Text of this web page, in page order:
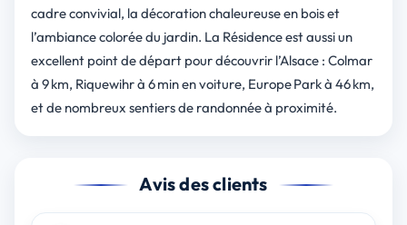
cadre convivial, la décoration chaleureuse en bois et
l’ambiance colorée du jardin. La Résidence est aussi un
excellent point de départ pour découvrir l’Alsace : Colmar
à 9 km, Riquewihr à 6 min en voiture, Europe Park à 46 km,
et de nombreux sentiers de randonnée à proximité.
Avis des clients